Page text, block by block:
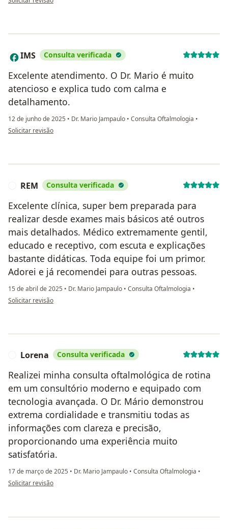
I IMS Consulta verificada
Excelente atendimento. O Dr. Mario é muito
atencioso e explica tudo com calma e
detalhamento.
12 de junho de 2025 • Dr. Mario Jampaulo • Consulta Oftalmologia •
na opinião do utilizador IMS
Solicitar revisão
REM Consulta verificada
Excelente clínica, super bem preparada para
realizar desde exames mais básicos até outros
mais detalhados. Médico extremamente gentil,
educado e receptivo, com escuta e explicações
bastante didáticas. Toda equipe foi um primor.
Adorei e já recomendei para outras pessoas.
15 de abril de 2025 • Dr. Mario Jampaulo • Consulta Oftalmologia •
na opinião do utilizador REM
Solicitar revisão
Lorena Consulta verificada
Realizei minha consulta oftalmológica de rotina
em um consultório moderno e equipado com
tecnologia avançada. O Dr. Mário demonstrou
extrema cordialidade e transmitiu todas as
informações com clareza e precisão,
proporcionando uma experiência muito
satisfatória.
17 de março de 2025 • Dr. Mario Jampaulo • Consulta Oftalmologia •
na opinião do utilizador Lorena
Solicitar revisão